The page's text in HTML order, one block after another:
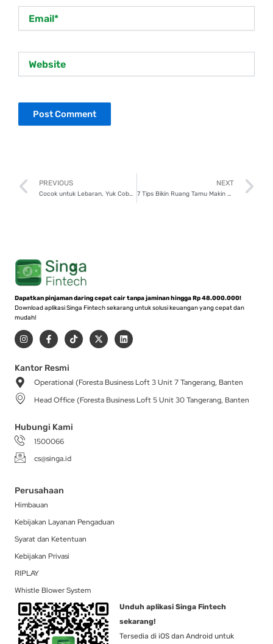
Prev
PREVIOUS
Cocok untuk Lebaran, Yuk Coba Resep Mudah Kare Daging!
NEXT
7 Tips Bikin Ruang Tamu Makin Estetik dan Nyaman saat Lebaran
Dapatkan pinjaman daring cepat cair tanpa jaminan hingga Rp 48.000.000!
Download aplikasi Singa Fintech sekarang untuk solusi keuangan yang cepat dan
mudah!
I
n
s
a
g
r
a
m
F
a
c
b
o
-
T
i
k
X
-
t
t
r
L
i
n
i
Kantor Resmi
Operational (Foresta Business Loft 3 Unit 7 Tangerang, Banten
Head Office (Foresta Business Loft 5 Unit 30 Tangerang, Banten
Hubungi Kami
1500066
cs@singa.id
Perusahaan
Himbauan
Kebijakan Layanan Pengaduan
Syarat dan Ketentuan
Kebijakan Privasi
RIPLAY
Whistle Blower System
Unduh aplikasi Singa Fintech
sekarang!
Tersedia di iOS dan Android untuk